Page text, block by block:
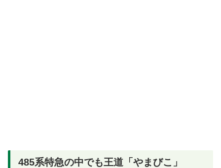
485系特急の中でも王道「やまびこ」